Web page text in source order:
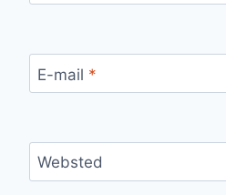
E-mail *
Websted